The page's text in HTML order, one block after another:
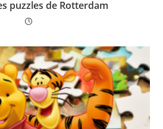
puzzles de Rotterdam